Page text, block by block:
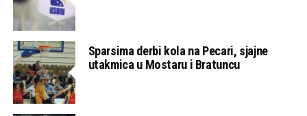
Sparsima derbi kola na Pecari, sjajne
utakmica u Mostaru i Bratuncu